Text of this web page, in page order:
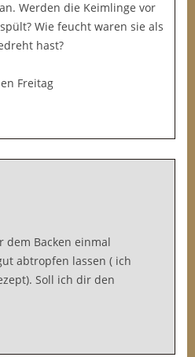
Werden die Keimlinge vor
Wie feucht waren sie als
hast?
Freitag
dem Backen einmal
abtropfen lassen ( ich
Soll ich dir den